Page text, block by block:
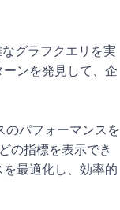
グラフクエリを実
ンを発見して、企
パフォーマンスを
の指標を表示でき
最適化し、効率的